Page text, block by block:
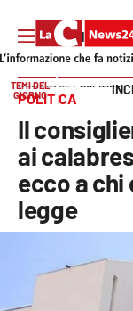
SEZIONI
Cronaca
Politica
Attualità
Vai
TEMI DEL
GIORNO
HOME PAGE POLITICA
POLITICA
Il
ai
ecco a chi
legge